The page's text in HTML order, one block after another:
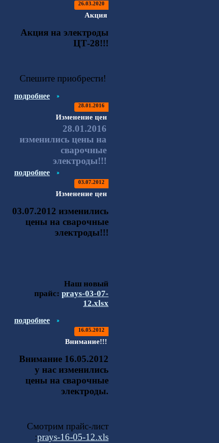
26.03.2020
Акция
Акция на электроды
ЦТ-28!!!
Спешите приобрести!
подробнее
28.01.2016
Изменение цен
28.01.2016
изменились цены на
сварочные
электроды!!!
подробнее
03.07.2012
Изменение цен
03.07.2012 изменились
цены на сварочные
электроды!!!
Наш новый
прайс: prays-03-07-
12.xlsx
подробнее
16.05.2012
Внимание!!!
Внимание 16.05.2012
у нас изменились
цены на сварочные
электроды.
Смотрим прайс-лист
:prays-16-05-12.xls